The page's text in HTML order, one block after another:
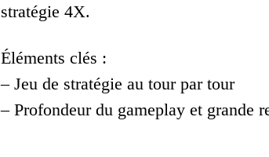
stratégie 4X.
Éléments clés :
– Jeu de stratégie au tour par tour
– Profondeur du gameplay et grande